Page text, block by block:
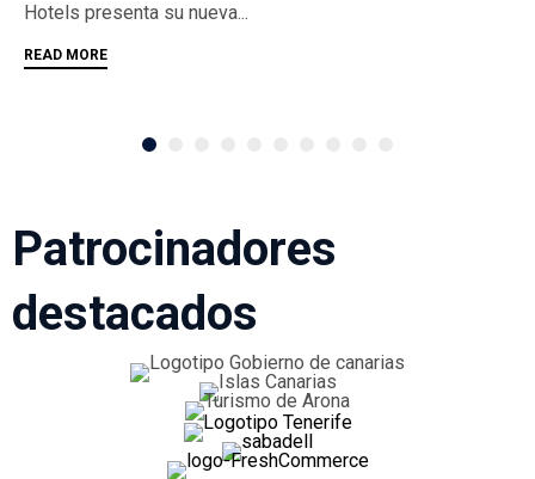
Hotels presenta su nueva...
READ MORE
Patrocinadores
destacados